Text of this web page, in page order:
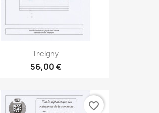
Treigny
56,00 €
favorite_border